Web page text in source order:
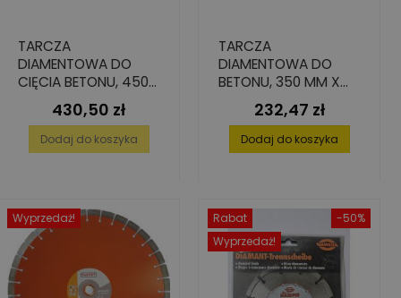
TARCZA
DIAMENTOWA DO
CIĘCIA BETONU, 450
MM X 25.4 MM X 10
Cena
430,50 zł
Dodaj do koszyka
TARCZA
DIAMENTOWA DO
BETONU, 350 MM X
25,4 MM -
WENTYLOWANA
Cena
232,47 zł
Dodaj do koszyka
Wyprzedaż! -50%
Rabat
Wyprzedaż!